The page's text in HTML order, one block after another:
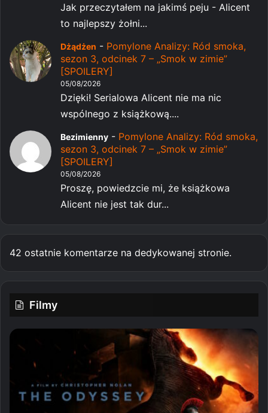
Jak przeczytałem na jakimś peju - Alicent
to najlepszy żołni...
Dżądżen - Pomylone Analizy: Ród smoka,
sezon 3, odcinek 7 – „Smok w zimie”
[SPOILERY]
05/08/2026
Dzięki! Serialowa Alicent nie ma nic
wspólnego z książkową....
Bezimienny - Pomylone Analizy: Ród smoka,
sezon 3, odcinek 7 – „Smok w zimie”
[SPOILERY]
05/08/2026
Proszę, powiedzcie mi, że książkowa
Alicent nie jest tak dur...
42 ostatnie komentarze na dedykowanej stronie.
Filmy